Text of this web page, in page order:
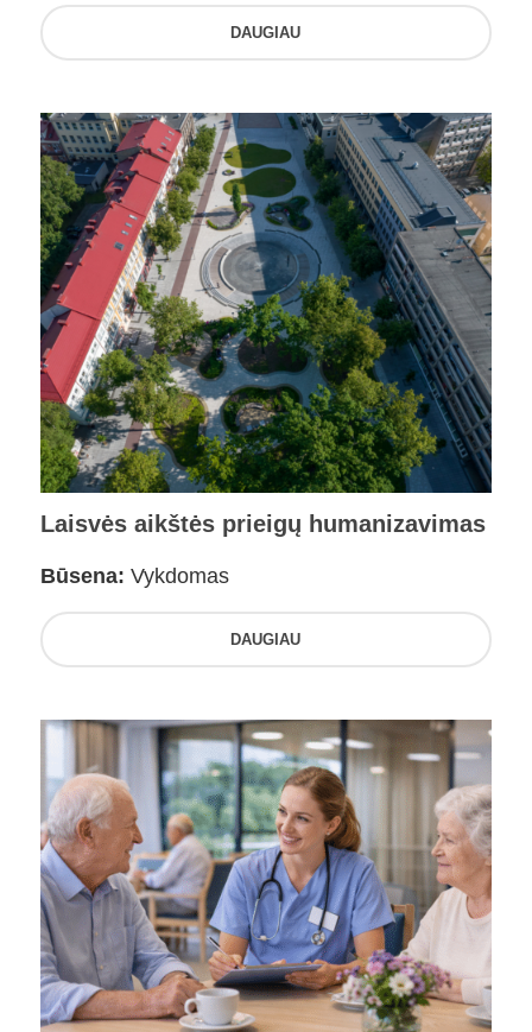
DAUGIAU
Laisvės aikštės prieigų humanizavimas
Būsena: Vykdomas
DAUGIAU